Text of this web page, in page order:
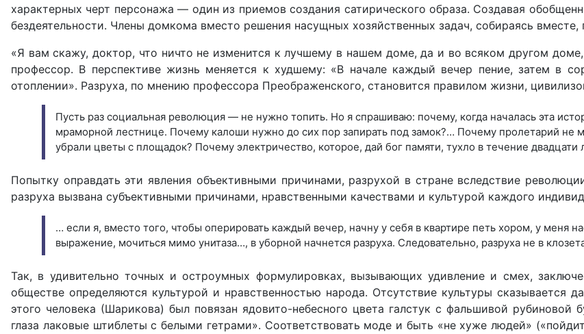
характерных черт персонажа — один из приемов создания сатирического образа. Создавая
бездеятельности. Члены домкома вместо решения насущных хозяйст­венных задач, собираясь
«Я вам скажу, доктор, что ничто не изменится к лучшему в нашем доме, да и во всяком другом
профессор. В перспективе жизнь меняется к худшему: «В начале каждый вечер пение, затем в
отоплении». Разруха, по мнению профессора Преображенского, становится правилом жизни,
Пусть раз социальная революция — не нужно топить. Но я спрашиваю: почему, когда началась эта
мраморной лестнице. Почему калоши нужно до сих пор запирать под замок?… Почему пролетарий не
убрали цветы с площадок? Почему электричество, которое, дай бог памяти, тухло в течение
Попытку оправдать эти явления объективными причинами, разрухой в стране вследствие
разруха вызвана субъективными причинами, нравственными качествами и культурой каждого
… если я, вместо того, чтобы оперировать каждый вечер, начну у себя в квартире петь хором, у меня
выражение, мочиться мимо унитаза…, в уборной начнется разруха. Следовательно, разруха не в
Так, в удивительно точных и остроумных формулировках, вызывающих удивление и смех,
обществе определяются культурой и нравственностью народа. Отсутствие культуры
этого человека (Шарико­ва) был повязан ядовито-небесного цвета галстук с фальши­вой рубиновой
глаза лаковые штиблеты с белыми гетрами». Со­ответствовать моде и быть «не хуже людей»